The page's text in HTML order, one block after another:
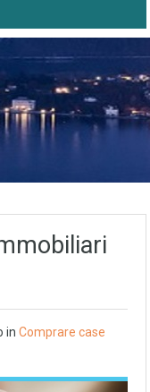
in Comprare case